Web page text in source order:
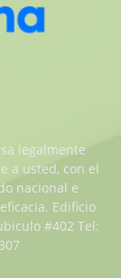
legalmente
a usted, con el
nacional e
Edificio
#402 Tel: